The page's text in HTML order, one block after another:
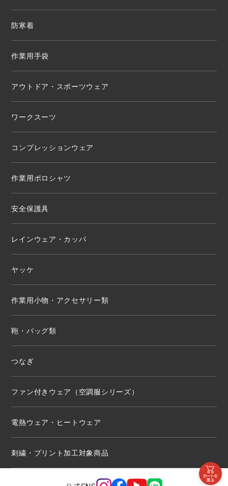
防寒着
作業用手袋
アウトドア・スポーツウェア
ワークスーツ
コンプレッションウェア
作業用ポロシャツ
安全保護具
レインウェア・カッパ
ヤッケ
作業用小物・アクセサリー類
鞄・バッグ類
つなぎ
ファン付きウェア（空調服シリーズ）
電熱ウェア・ヒートウェア
刺繍・プリント加工対象商品